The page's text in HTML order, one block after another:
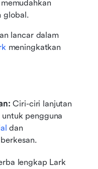
global.
lancar dalam
meningkatkan
Ciri-ciri lanjutan
dan
lengkap Lark